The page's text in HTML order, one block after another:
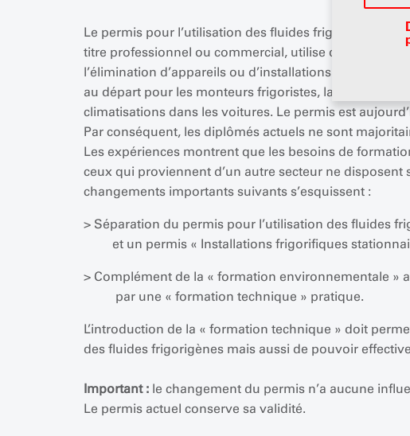
Le permis pour l’utilisation des fluides frigorigènes a
titre professionnel ou commercial, utilise des fluides
l’élimination d’appareils ou d’installations servant à
au départ pour les monteurs frigoristes, la formation
climatisations dans les voitures. Le permis est
Par conséquent, les diplômés actuels ne sont
Les expériences montrent que les besoins de
ceux qui proviennent d’un autre secteur ne
changements importants suivants s’esquissent :
> Séparation du permis pour l’utilisation des fluides
et un permis « Installations frigorifiques
> Complément de la « formation environnementale »
par une « formation technique » pratique.
L’introduction de la « formation technique » doit
des fluides frigorigènes mais aussi de pouvoir
Important : le changement du permis n’a aucune
Le permis actuel conserve sa validité.